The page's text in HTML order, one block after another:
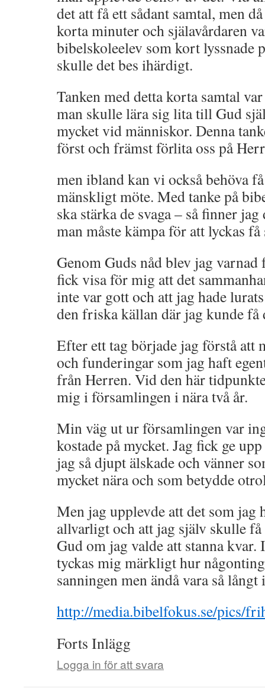
det att få ett sådant samtal, men
korta minuter och själavårdaren
bibelskoleelev som kort lyssnade
skulle det bes ihärdigt.
Tanken med detta korta samtal
man skulle lära sig lita till Gud
mycket vid människor. Denna
först och främst förlita oss på
men ibland kan vi också behöva
mänskligt möte. Med tanke på
ska stärka de svaga – så finner
man måste kämpa för att lyckas
Genom Guds nåd blev jag
fick visa för mig att det
inte var gott och att jag hade
den friska källan där jag kunde
Efter ett tag började jag förstå att
och funderingar som jag haft
från Herren. Vid den här
mig i församlingen i nära två år.
Min väg ut ur församlingen var
kostade på mycket. Jag fick ge
jag så djupt älskade och vänner
mycket nära och som betydde
Men jag upplevde att det som jag
allvarligt och att jag själv skulle
Gud om jag valde att stanna kvar.
tyckas mig märkligt hur
sanningen men ändå vara så
http://media.bibelfokus.se/pics/
Forts Inlägg
Logga in för att svara